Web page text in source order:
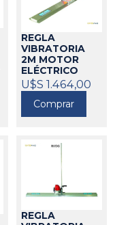
REGLA
VIBRATORIA
2M MOTOR
ELÉCTRICO
CINTERMAQ
218030
U$S 1.464,00
Comprar
REGLA